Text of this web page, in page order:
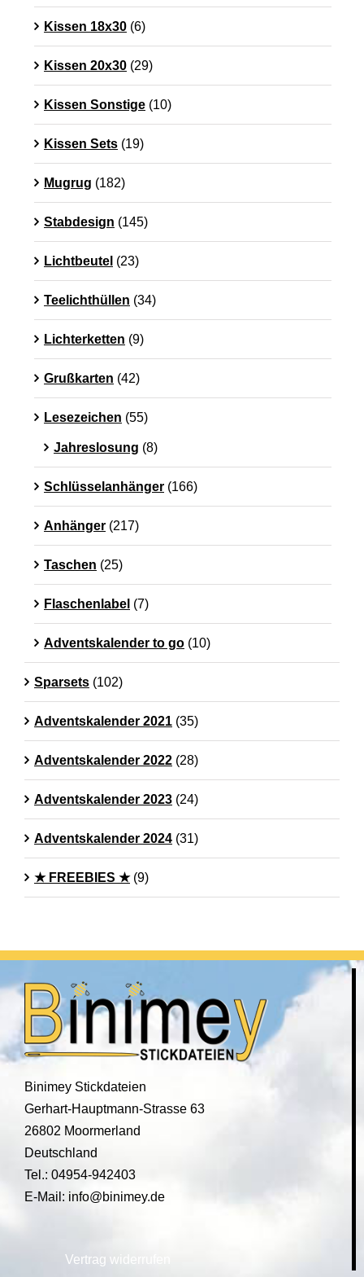
Kissen 18x30 (6)
Kissen 20x30 (29)
Kissen Sonstige (10)
Kissen Sets (19)
Mugrug (182)
Stabdesign (145)
Lichtbeutel (23)
Teelichthüllen (34)
Lichterketten (9)
Grußkarten (42)
Lesezeichen (55)
Jahreslosung (8)
Schlüsselanhänger (166)
Anhänger (217)
Taschen (25)
Flaschenlabel (7)
Adventskalender to go (10)
Sparsets (102)
Adventskalender 2021 (35)
Adventskalender 2022 (28)
Adventskalender 2023 (24)
Adventskalender 2024 (31)
★ FREEBIES ★ (9)
Binimey Stickdateien
Gerhart-Hauptmann-Strasse 63
26802 Moormerland
Deutschland
Tel.: 04954-942403
E-Mail: info@binimey.de
Vertrag widerrufen